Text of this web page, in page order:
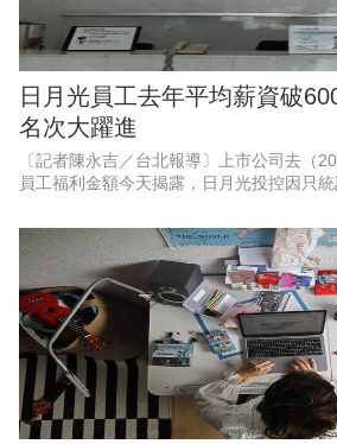
日月光員工去年平均薪資破
名次大躍進
〔記者陳永吉／台北報導〕上市公司去（
員工福利金額今天揭露，日月光投控因只
電，去年員工薪資也